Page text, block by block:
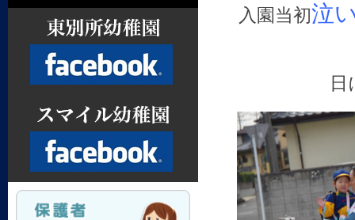
入園当初泣
日
Facebook